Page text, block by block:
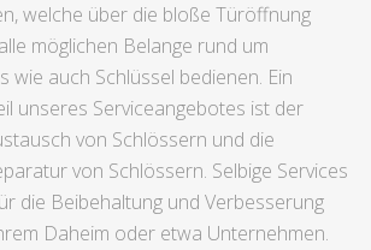
welche über die bloße Türöffnung
möglichen Belange rund um
wie auch Schlüssel bedienen. Ein
unseres Serviceangebotes ist der
von Schlössern und die
von Schlössern. Selbige Services
die Beibehaltung und Verbesserung
Daheim oder etwa Unternehmen.